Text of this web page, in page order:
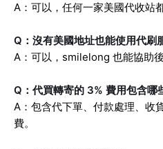
A：可以，任何一家美國代收站
Q：沒有美國地址也能使用代刷
A：可以，smilelong 也能協助
Q：代買轉寄的 3% 費用包含哪
A：包含代下單、付款處理、收
費。